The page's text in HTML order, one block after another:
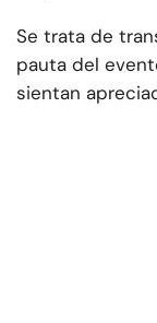
Se trata de
pauta del
sientan